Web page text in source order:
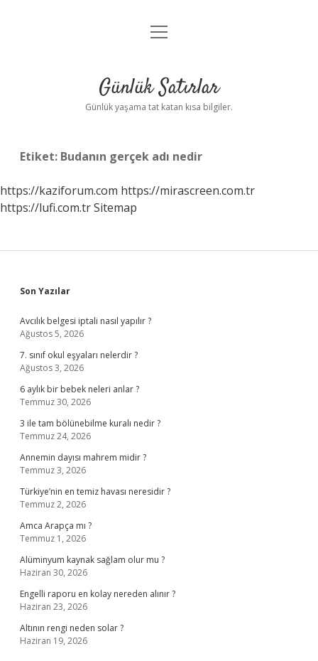
Anasayfa
Yasal Uyarı
menüyü
Günlük Satırlar
Günlük yaşama tat katan kısa bilgiler.
Etiket: Budanın gerçek adı nedir
https://kaziforum.com https://mirascreen.com.tr
https://lufi.com.trSitemap
Sidebar
Son Yazılar
Avcılık belgesi iptali nasıl yapılır ?
Ağustos 5, 2026
7. sınıf okul eşyaları nelerdir ?
Ağustos 3, 2026
6 aylık bir bebek neleri anlar ?
Temmuz 30, 2026
3 ile tam bölünebilme kuralı nedir ?
Temmuz 24, 2026
Annemin dayısı mahrem midir ?
Temmuz 3, 2026
Türkiye’nin en temiz havası neresidir ?
Temmuz 2, 2026
Amca Arapça mı ?
Temmuz 1, 2026
Alüminyum kaynak sağlam olur mu ?
Haziran 30, 2026
Engelli raporu en kolay nereden alınır ?
Haziran 23, 2026
Altının rengi neden solar ?
Haziran 19, 2026